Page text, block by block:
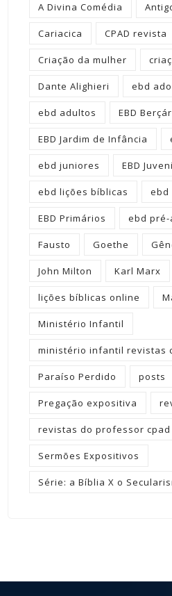
A Divina Comédia
Cariacica CPAD revista
Criação da mulher
Dante Alighieri ebd
ebd adultos EBD
EBD Jardim de Infância
ebd juniores EBD
ebd lições bíblicas ebd
EBD Primários ebd
Fausto Goethe
John Milton Karl Marx
lições bíblicas online
Ministério Infantil
ministério infantil revistas
Paraíso Perdido posts
Pregação expositiva
revistas do professor cpad
Sermões Expositivos
Série: a Bíblia X o